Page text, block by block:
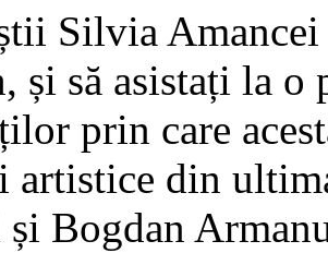
Silvia
și să asistați la o
prin care
artistice din
Bogdan